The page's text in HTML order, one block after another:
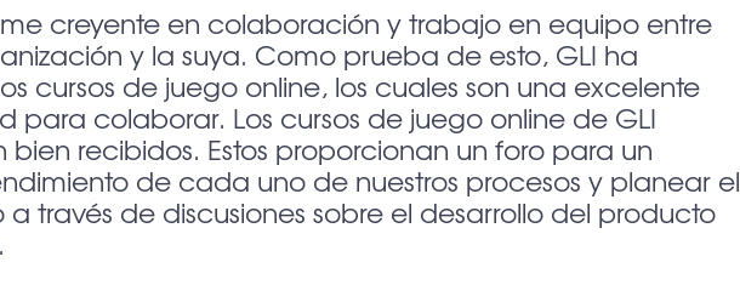
creyente en colaboración y trabajo en equipo entre
y la suya. Como prueba de esto, GLI ha
cursos de juego online, los cuales son una excelente
para colaborar. Los cursos de juego online de GLI
bien recibidos. Estos proporcionan un foro para un
de cada uno de nuestros procesos y planear el
a través de discusiones sobre el desarrollo del producto